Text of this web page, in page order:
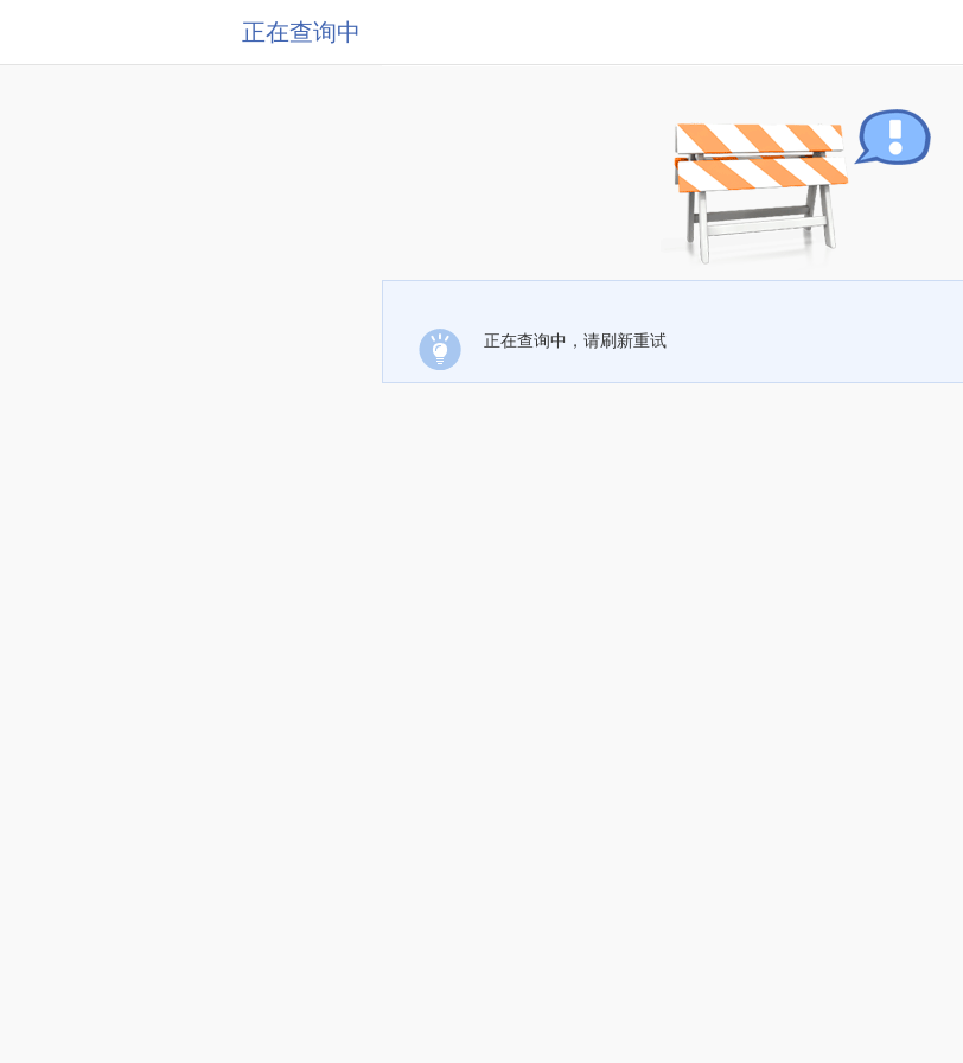
正在查询中
正在查询中，请刷新重试